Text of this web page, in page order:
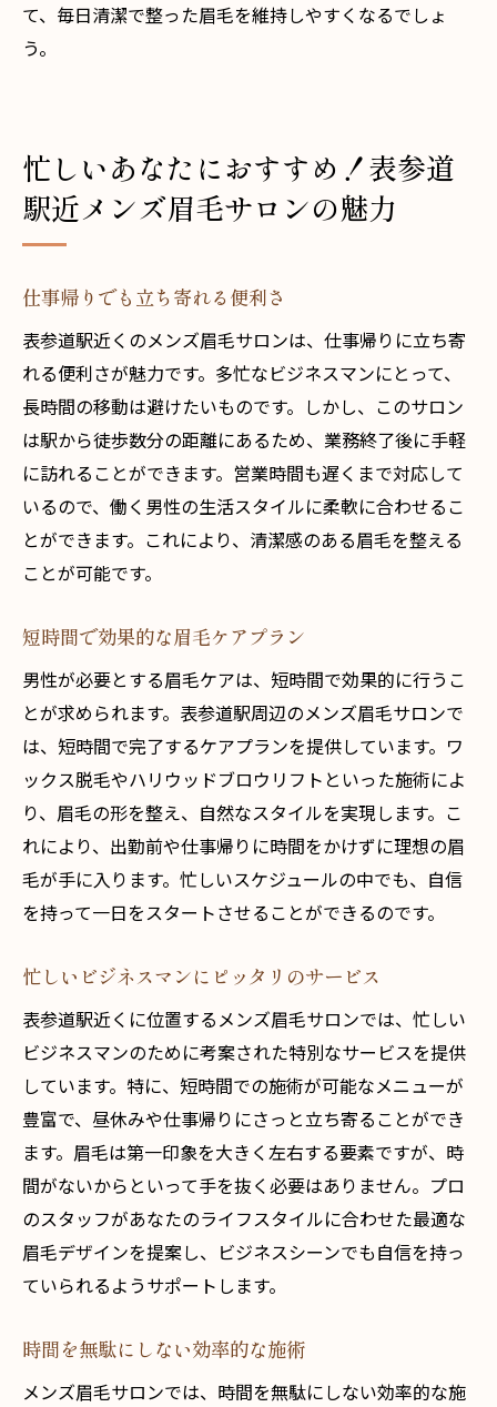
て、毎日清潔で整った眉毛を維持しやすくなるでしょ
う。
忙しいあなたにおすすめ！表参道
駅近メンズ眉毛サロンの魅力
仕事帰りでも立ち寄れる便利さ
表参道駅近くのメンズ眉毛サロンは、仕事帰りに立ち寄
れる便利さが魅力です。多忙なビジネスマンにとって、
長時間の移動は避けたいものです。しかし、このサロン
は駅から徒歩数分の距離にあるため、業務終了後に手軽
に訪れることができます。営業時間も遅くまで対応して
いるので、働く男性の生活スタイルに柔軟に合わせるこ
とができます。これにより、清潔感のある眉毛を整える
ことが可能です。
短時間で効果的な眉毛ケアプラン
男性が必要とする眉毛ケアは、短時間で効果的に行うこ
とが求められます。表参道駅周辺のメンズ眉毛サロンで
は、短時間で完了するケアプランを提供しています。ワ
ックス脱毛やハリウッドブロウリフトといった施術によ
り、眉毛の形を整え、自然なスタイルを実現します。こ
れにより、出勤前や仕事帰りに時間をかけずに理想の眉
毛が手に入ります。忙しいスケジュールの中でも、自信
を持って一日をスタートさせることができるのです。
忙しいビジネスマンにピッタリのサービス
表参道駅近くに位置するメンズ眉毛サロンでは、忙しい
ビジネスマンのために考案された特別なサービスを提供
しています。特に、短時間での施術が可能なメニューが
豊富で、昼休みや仕事帰りにさっと立ち寄ることができ
ます。眉毛は第一印象を大きく左右する要素ですが、時
間がないからといって手を抜く必要はありません。プロ
のスタッフがあなたのライフスタイルに合わせた最適な
眉毛デザインを提案し、ビジネスシーンでも自信を持っ
ていられるようサポートします。
時間を無駄にしない効率的な施術
メンズ眉毛サロンでは、時間を無駄にしない効率的な施